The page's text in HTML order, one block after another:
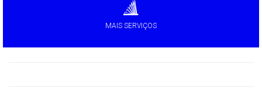
MAIS SERVIÇOS